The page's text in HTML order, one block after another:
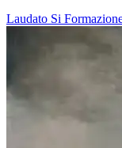
Laudato Si